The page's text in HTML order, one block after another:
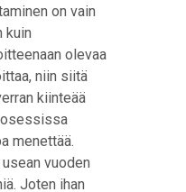
on vain
kuin
olevaa
niin siitä
kiinteää
menettää.
vuoden
Joten ihan